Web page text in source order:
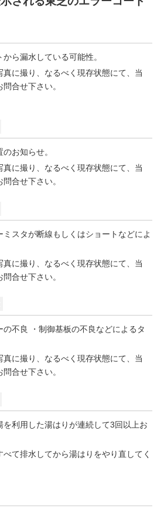
から漏水している可能性。
真に撮り、なるべく現存状態にて、当
合せ下さい。
のお知らせ。
真に撮り、なるべく現存状態にて、当
合せ下さい。
ミスタが断線もしくはショートなどによ
真に撮り、なるべく現存状態にて、当
合せ下さい。
の不良 ・制御基板の不良などによるタ
真に撮り、なるべく現存状態にて、当
合せ下さい。
を利用した湯はりが連続して3回以上お
べて排水してから湯はりをやり直してく